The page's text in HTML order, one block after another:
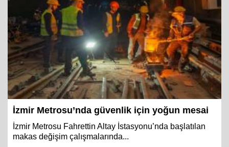
İzmir Metrosu’nda güvenlik için yoğun mesai
İzmir Metrosu Fahrettin Altay İstasyonu’nda başlatılan
makas değişim çalışmalarında...